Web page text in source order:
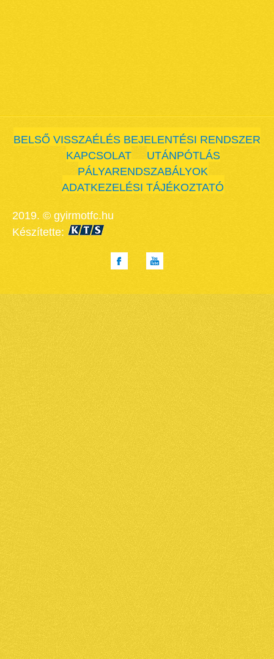
BELSŐ VISSZAÉLÉS BEJELENTÉSI RENDSZER
KAPCSOLAT
UTÁNPÓTLÁS
PÁLYARENDSZABÁLYOK
ADATKEZELÉSI TÁJÉKOZTATÓ
2019. © gyirmotfc.hu
Készítette: